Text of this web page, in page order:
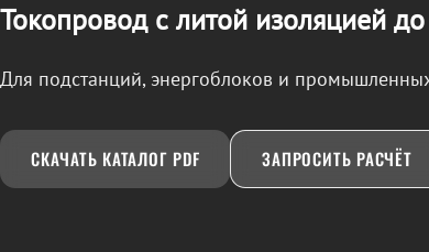
Токопровод с литой изоляцией
Для подстанций, энергоблоков и
СКАЧАТЬ КАТАЛОГ PDF ЗАПРОСИТЬ РАСЧЁТ